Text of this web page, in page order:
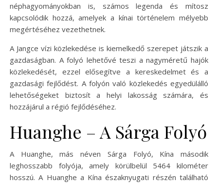
néphagyományokban is, számos legenda és mítosz
kapcsolódik hozzá, amelyek a kínai történelem mélyebb
megértéséhez vezethetnek.
A Jangce vízi közlekedése is kiemelkedő szerepet játszik a
gazdaságban. A folyó lehetővé teszi a nagyméretű hajók
közlekedését, ezzel elősegítve a kereskedelmet és a
gazdasági fejlődést. A folyón való közlekedés egyedülálló
lehetőségeket biztosít a helyi lakosság számára, és
hozzájárul a régió fejlődéséhez.
Huanghe – A Sárga Folyó
A Huanghe, más néven Sárga Folyó, Kína második
leghosszabb folyója, amely körülbelül 5464 kilométer
hosszú. A Huanghe a Kína északnyugati részén található